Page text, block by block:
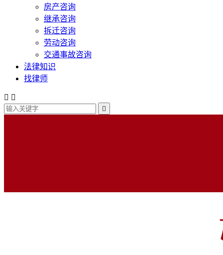
房产咨询
继承咨询
拆迁咨询
劳动咨询
交通事故咨询
法律知识
找律师
 
